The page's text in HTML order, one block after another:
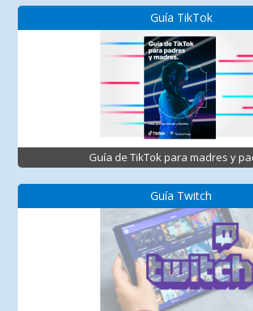
Guía TikTok
Guía de TikTok para madres y
Guía Twitch